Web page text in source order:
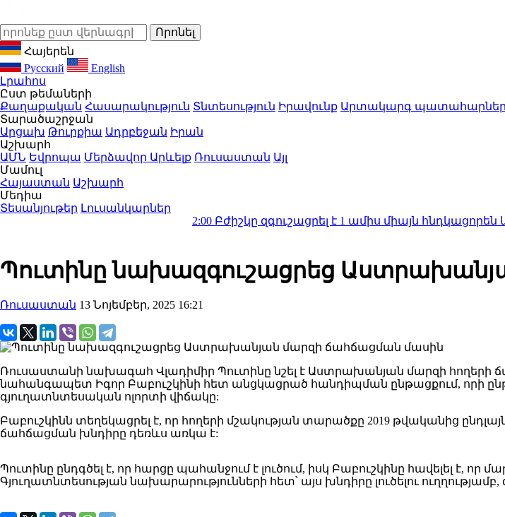
Հայերեն
Русский
English
Լրահոս
Ըստ թեմաների
Քաղաքական Հասարակություն Տնտեսություն Իրավունք Արտակարգ պատահարներ
Տարածաշրջան
Արցախ Թուրքիա Ադրբեջան Իրան
Աշխարհ
ԱՄՆ Եվրոպա Մերձավոր Արևելք Ռուսաստան Այլ
Մամուլ
Հայաստան Աշխարհ
Մեդիա
Տեսանյութեր Լուսանկարներ
Բժիշկը զգուշացրել է 1 ամիս միայն հնդկացորեն և հավի
Պուտինը նախազգուշացրեց
Ռուսաստան 13 Նոյեմբեր, 2025 16:21
Ռուսաստանի նախագահ Վլադիմիր Պուտինը նշել է Աստրախանյան մարզի հողերի
նահանգապետ Իգոր Բաբուշկինի հետ անցկացրած հանդիպման ընթացքում, որի
գյուղատնտեսական ոլորտի վիճակը:
Բաբուշկինն տեղեկացրել է, որ հողերի մշակության տարածքը 2019 թվականից
ճահճացման խնդիրը դեռևս առկա է:
Պուտինը ընդգծել է, որ հարցը պահանջում է լուծում, իսկ Բաբուշկինը հավելել է,
Գյուղատնտեսության նախարարությունների հետ՝ այս խնդիրը լուծելու ուղղությամբ,